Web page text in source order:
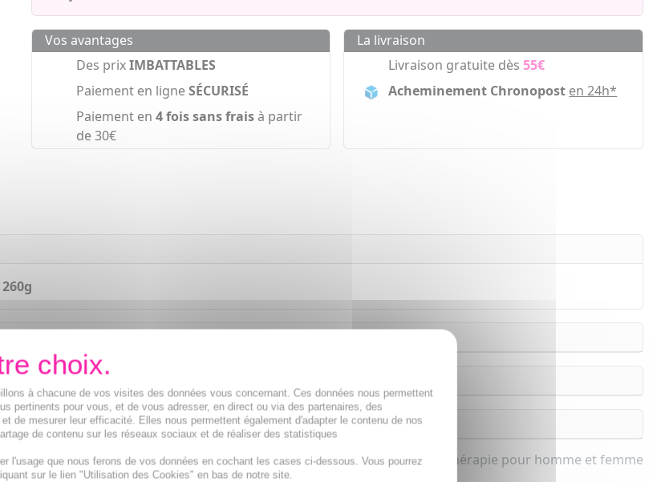
Vos avantages
Des prixIMBATTABLES
Paiement en ligneSÉCURISÉ
Paiement en 4 fois sans fraisà partir
de 30€
La livraison
Livraison gratuite dès55€
Acheminement Chronopost en 24h*
Beauté de la peau et Phytothérapie pour homme et femme
à chacune de vos visites des données vous concernant. Ces données nous permettent
pertinents pour vous, et de vous adresser, en direct ou via des partenaires, des
de mesurer leur efficacité. Elles nous permettent également d'adapter le contenu de nos
de contenu sur les réseaux sociaux et de réaliser des statistiques
l'usage que nous ferons de vos données en cochant les cases ci-dessous. Vous pourrez
sur le lien "Utilisation des Cookies" en bas de notre site.